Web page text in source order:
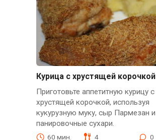
Курица с хрустящей корочкой
Приготовьте аппетитную курицу с
хрустящей корочкой, используя
кукурузную муку, сыр Пармезан и
панировочные сухари.
60 мин. 4 0